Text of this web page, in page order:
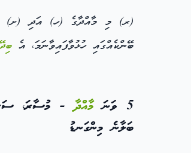
(ރ) މި މާއްދާގެ (ހ) އަދި
ބޭންކެއްގައި ހުޅުވާފައިވާނަމަ، އެ
5 ވަނަ މާއްދާ- މުސާރަ،
ބަލާނެ މިންގަނޑު